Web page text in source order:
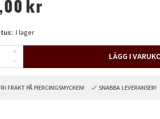
kr
I lager
LÄGG I
FRAKT PÅ PIERCINGSMYCKEN! SNABBA LEVERANSER!